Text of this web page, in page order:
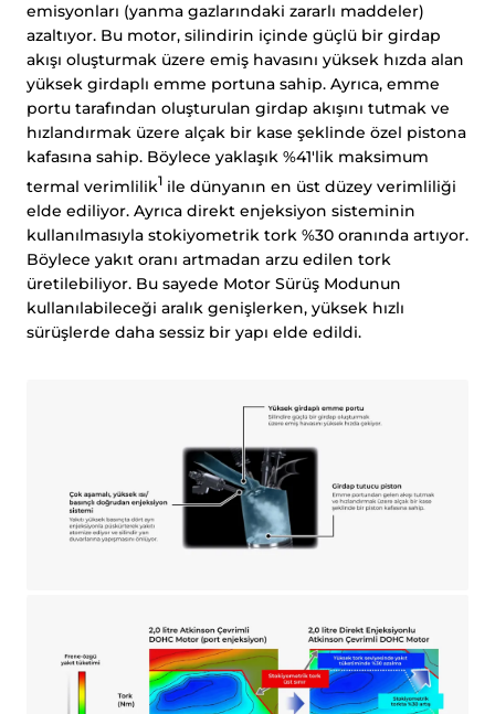
emisyonları (yanma gazlarındaki zararlı maddeler)
azaltıyor. Bu motor, silindirin içinde güçlü bir girdap
akışı oluşturmak üzere emiş havasını yüksek hızda alan
yüksek girdaplı emme portuna sahip. Ayrıca, emme
portu tarafından oluşturulan girdap akışını tutmak ve
hızlandırmak üzere alçak bir kase şeklinde özel pistona
kafasına sahip. Böylece yaklaşık %41'lik maksimum
termal verimlilik1 ile dünyanın en üst düzey verimliliği
elde ediliyor. Ayrıca direkt enjeksiyon sisteminin
kullanılmasıyla stokiyometrik tork %30 oranında artıyor.
Böylece yakıt oranı artmadan arzu edilen tork
üretilebiliyor. Bu sayede Motor Sürüş Modunun
kullanılabileceği aralık genişlerken, yüksek hızlı
sürüşlerde daha sessiz bir yapı elde edildi.